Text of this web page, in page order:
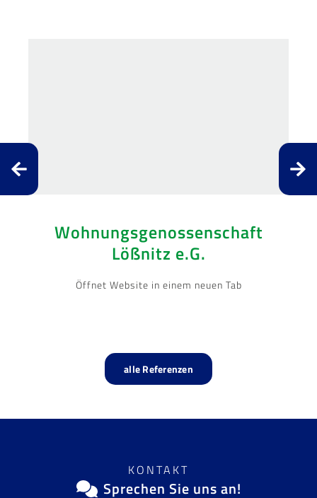
Wohnungsgenossenschaft
Lößnitz e.G.
Öffnet Website in einem neuen Tab
alle Referenzen
KONTAKT
Sprechen Sie uns an!